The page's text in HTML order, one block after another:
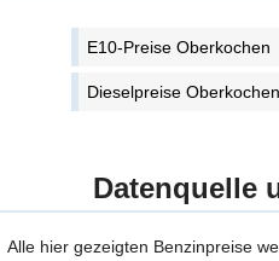
E10-Preise Oberkochen
Dieselpreise Oberkochen
Datenquelle
Alle hier gezeigten Benzinpreise